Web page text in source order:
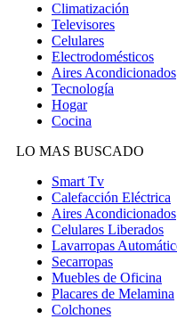
Climatización
Televisores
Celulares
Electrodomésticos
Aires Acondicionados
Tecnología
Hogar
Cocina
LO MAS BUSCADO
Smart Tv
Calefacción Eléctrica
Aires Acondicionados
Celulares Liberados
Lavarropas
Secarropas
Muebles de Oficina
Placares de Melamina
Colchones